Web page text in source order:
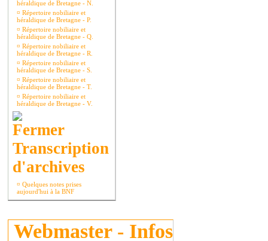
héraldique de Bretagne - N.
¤ Répertoire nobiliaire et
héraldique de Bretagne - P.
¤ Répertoire nobiliaire et
héraldique de Bretagne - Q.
¤ Répertoire nobiliaire et
héraldique de Bretagne - R.
¤ Répertoire nobiliaire et
héraldique de Bretagne - S.
¤ Répertoire nobiliaire et
héraldique de Bretagne - T.
¤ Répertoire nobiliaire et
héraldique de Bretagne - V.
Transcription
d'archives
¤ Quelques notes prises
aujourd'hui à la BNF
Webmaster - Infos